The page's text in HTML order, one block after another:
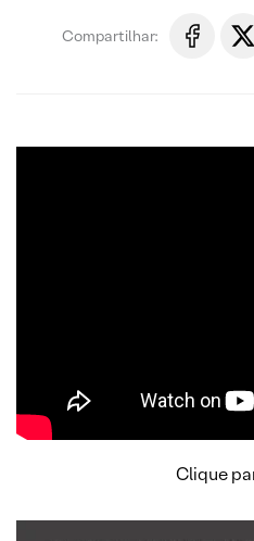
Compartilhar:
Clique